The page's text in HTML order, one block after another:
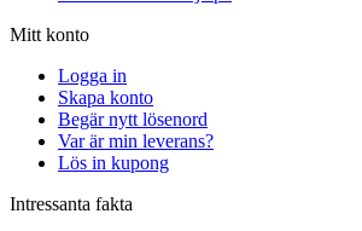
Mitt konto
Logga in
Skapa konto
Begär nytt lösenord
Var är min leverans?
Lös in kupong
Intressanta fakta